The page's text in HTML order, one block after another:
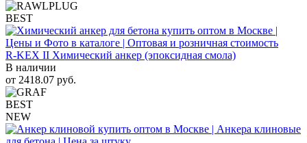
BEST
R-KEX II Химический анкер (эпоксидная смола)
В наличии
от 2418.07 руб.
BEST
NEW